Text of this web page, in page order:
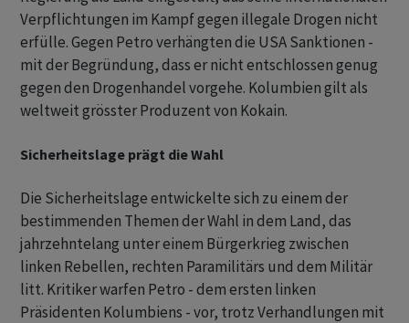
Verpflichtungen im Kampf gegen illegale Drogen nicht
erfülle. Gegen Petro verhängten die USA Sanktionen -
mit der Begründung, dass er nicht entschlossen genug
gegen den Drogenhandel vorgehe. Kolumbien gilt als
weltweit grösster Produzent von Kokain.
Sicherheitslage prägt die Wahl
Die Sicherheitslage entwickelte sich zu einem der
bestimmenden Themen der Wahl in dem Land, das
jahrzehntelang unter einem Bürgerkrieg zwischen
linken Rebellen, rechten Paramilitärs und dem Militär
litt. Kritiker warfen Petro - dem ersten linken
Präsidenten Kolumbiens - vor, trotz Verhandlungen mit